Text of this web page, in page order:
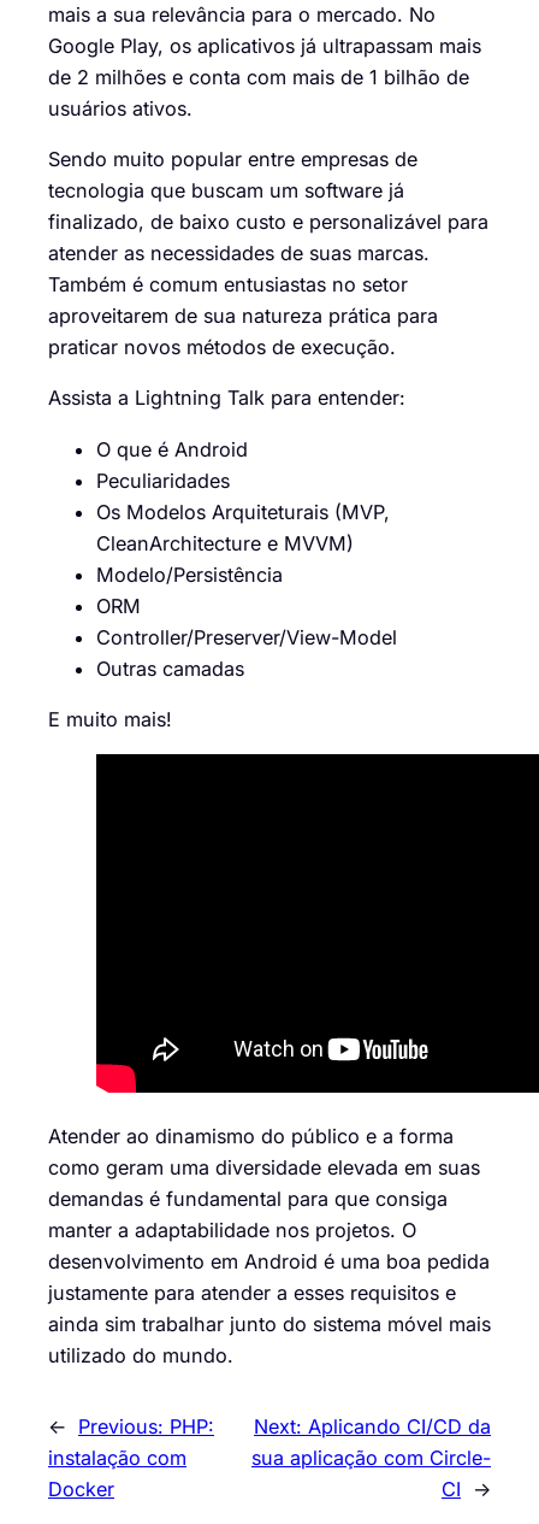
mais a sua relevância para o mercado. No
Google Play, os aplicativos já ultrapassam mais
de 2 milhões e conta com mais de 1 bilhão de
usuários ativos.
Sendo muito popular entre empresas de
tecnologia que buscam um software já
finalizado, de baixo custo e personalizável para
atender as necessidades de suas marcas.
Também é comum entusiastas no setor
aproveitarem de sua natureza prática para
praticar novos métodos de execução.
Assista a Lightning Talk para entender:
O que é Android
Peculiaridades
Os Modelos Arquiteturais (MVP,
CleanArchitecture e MVVM)
Modelo/Persistência
ORM
Controller/Preserver/View-Model
Outras camadas
E muito mais!
Atender ao dinamismo do público e a forma
como geram uma diversidade elevada em suas
demandas é fundamental para que consiga
manter a adaptabilidade nos projetos. O
desenvolvimento em Android é uma boa pedida
justamente para atender a esses requisitos e
ainda sim trabalhar junto do sistema móvel mais
utilizado do mundo.
← Previous: PHP:
instalação com
Docker
Next: Aplicando CI/CD da
sua aplicação com Circle-
CI
→